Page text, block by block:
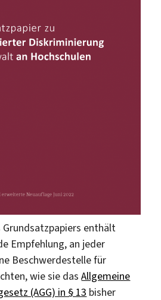
Grundsatzpapiers enthält
Empfehlung, an jeder
Beschwerdestelle für
wie sie dasAllgemeine
(AGG) in § 13 bisher